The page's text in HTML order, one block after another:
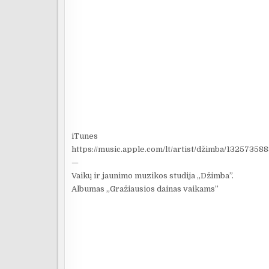
iTunes
https://music.apple.com/lt/artist/džimba/
—
Vaikų ir jaunimo muzikos studija „Džimba”.
Albumas „Gražiausios dainas vaikams”